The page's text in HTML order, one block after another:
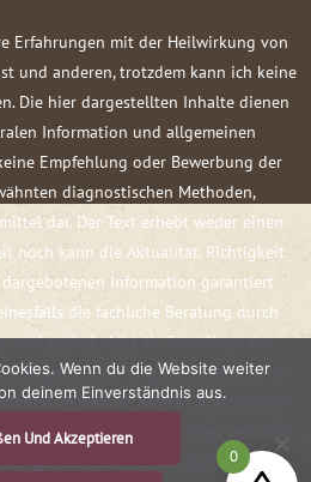
Erfahrungen mit der Heilwirkung von
und anderen, trotzdem kann ich keine
Die hier dargestellten Inhalte dienen
Information und allgemeinen
Empfehlung oder Bewerbung der
diagnostischen Methoden,
dar. Der Text erhebt weder einen
noch kann die Aktualität, Richtigkeit
Information garantiert
die fachliche Beratung durch
und er darf nicht als Grundlage zur
Beginn, Änderung oder Beendigung
verwendet werden. Konsultieren
oder Beschwerden immer den Arzt
Quellen übernehmen keine Haftung
0
Wenn du die Website weiter
deinem Einverständnis aus.
Und Akzeptieren